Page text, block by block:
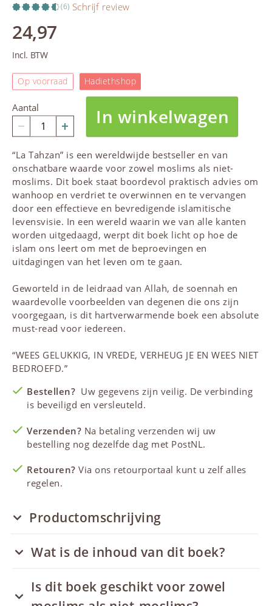
(6) Schrijf review
24,97
Incl. BTW
Op voorraad Hadiethshop
Aantal In winkelwagen
“La Tahzan” is een wereldwijde bestseller en van
onschatbare waarde voor zowel moslims als niet-
moslims. Dit boek staat boordevol praktisch advies om
wanhoop en verdriet te overwinnen en te vervangen
door een effectieve en bevredigende islamitische
levensvisie. In een wereld waarin we van alle kanten
worden uitgedaagd, werpt dit boek licht op hoe de
islam ons leert om met de beproevingen en
uitdagingen van het leven om te gaan.
Geworteld in de leidraad van Allah, de soennah en
waardevolle voorbeelden van degenen die ons zijn
voorgegaan, is dit hartverwarmende boek een absolute
must-read voor iedereen.
“WEES GELUKKIG, IN VREDE, VERHEUG JE EN WEES NIET
BEDROEFD.”
Bestellen? Uw gegevens zijn veilig. De verbinding
is beveiligd en versleuteld.
Verzenden? Na betaling verzenden wij uw
bestelling nog dezelfde dag met PostNL.
Retouren? Via ons retourportaal kunt u zelf alles
regelen.
Productomschrijving
Wat is de inhoud van dit boek?
Is dit boek geschikt voor zowel